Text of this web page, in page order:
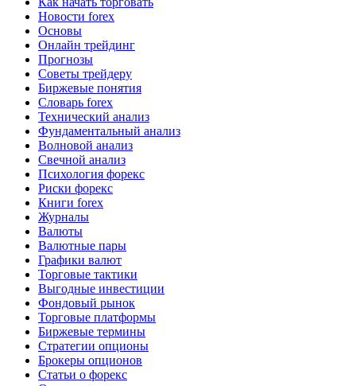
Новости forex
Основы
Онлайн трейдинг
Прогнозы
Советы трейдеру
Биржевые понятия
Словарь forex
Технический анализ
Фундаментальный анализ
Волновой анализ
Свечной анализ
Психология форекс
Риски форекс
Книги forex
Журналы
Валюты
Валютные пары
Графики валют
Торговые тактики
Выгодные инвестиции
Фондовый рынок
Торговые платформы
Биржевые термины
Стратегии опционы
Брокеры опционов
Статьи о форекс